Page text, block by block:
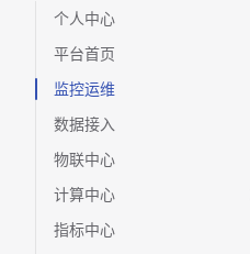
个人中心
平台首页
监控运维
数据接入
物联中心
计算中心
指标中心